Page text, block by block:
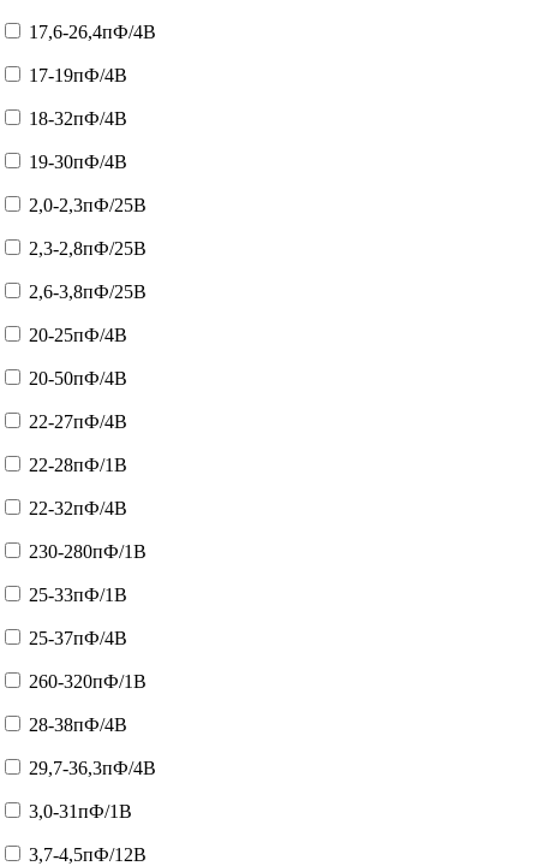
17,6-26,4пФ/4В
17-19пФ/4В
18-32пФ/4В
19-30пФ/4В
2,0-2,3пФ/25В
2,3-2,8пФ/25В
2,6-3,8пФ/25В
20-25пФ/4В
20-50пФ/4В
22-27пФ/4В
22-28пФ/1В
22-32пФ/4В
230-280пФ/1В
25-33пФ/1В
25-37пФ/4В
260-320пФ/1В
28-38пФ/4В
29,7-36,3пФ/4В
3,0-31пФ/1В
3,7-4,5пФ/12В